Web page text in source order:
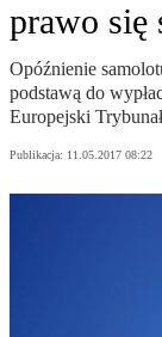
prawo się
Opóźnienie
podstawą do
Europejski
Publikacja: 11.05.2017 08:22